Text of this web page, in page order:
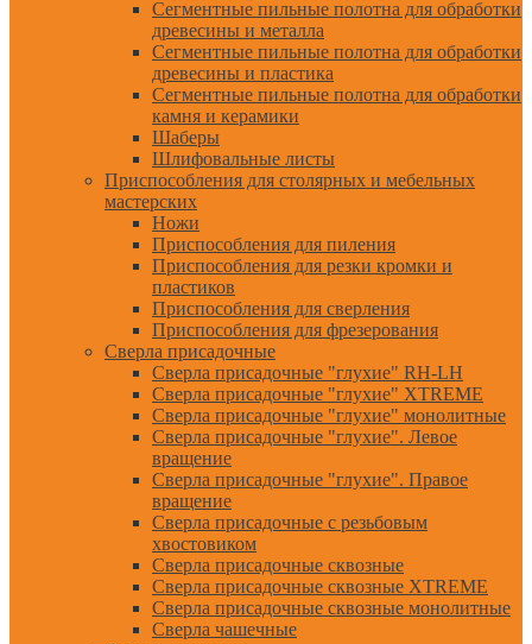
Сегментные пильные полотна для обработки
древесины и металла
Сегментные пильные полотна для обработки
древесины и пластика
Сегментные пильные полотна для обработки
камня и керамики
Шаберы
Шлифовальные листы
Приспособления для столярных и мебельных
мастерских
Ножи
Приспособления для пиления
Приспособления для резки кромки и
пластиков
Приспособления для сверления
Приспособления для фрезерования
Сверла присадочные
Сверла присадочные "глухие" RH-LH
Сверла присадочные "глухие" XTREME
Сверла присадочные "глухие" монолитные
Сверла присадочные "глухие". Левое
вращение
Сверла присадочные "глухие". Правое
вращение
Сверла присадочные с резьбовым
хвостовиком
Сверла присадочные сквозные
Сверла присадочные сквозные XTREME
Сверла присадочные сквозные монолитные
Сверла чашечные